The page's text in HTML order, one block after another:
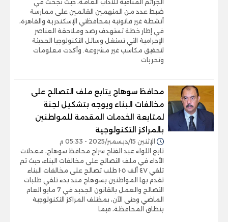
الجرائم المنافية للآداب العامة، حيث نجحت في
ضبط عدد من المتهمين القائمين على ممارسة
أنشطة غير قانونية بمحافظتي الإسكندرية والقاهرة،
في إطار خطة تستهدف رصد وملاحقة العناصر
الإجرامية التي تستغل وسائل التكنولوجيا الحديثة
لتحقيق مكاسب غير مشروعة. وأكدت معلومات
وتحريات
محافظ سوهاج يتابع ملف التصالح على
مخالفات البناء ويوجه بتشكيل لجنة
لمتابعة الخدمات المقدمة للمواطنين
بالمراكز التكنولوجية
الإثنين 15/ديسمبر/2025 - 05:33 م
تابع اللواء عبد الفتاح سراج محافظ سوهاج، معدلات
الأداء في ملف التصالح على مخالفات البناء، حيث تم
تلقي ٤٧ ألف ١٠٥ طلب تصالح على مخالفات البناء
تقدم بها المواطنين بسوهاج منذ بدء تلقي طلبات
التصالح والعمل بالقانون الجديد في 7 مايو العام
الماضي وحتى الآن، بمختلف المراكز التكنولوجية
بنطاق المحافظة، فيما